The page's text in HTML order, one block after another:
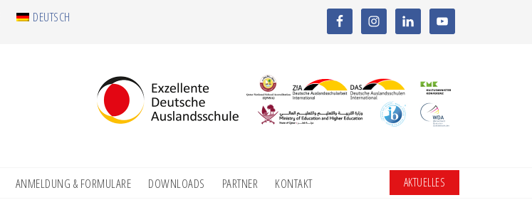
DEUTSCH
ANMELDUNG & FORMULARE DOWNLOADS PARTNER KONTAKT AKTUELLES